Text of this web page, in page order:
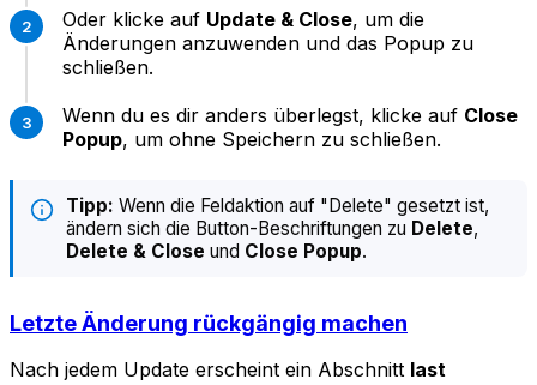
Oder klicke auf Update & Close, um die
Änderungen anzuwenden und das Popup zu
schließen.
Wenn du es dir anders überlegst, klicke auf Close
Popup, um ohne Speichern zu schließen.
Tipp: Wenn die Feldaktion auf "Delete" gesetzt ist,
ändern sich die Button-Beschriftungen zu Delete,
Delete & Close und Close Popup.
Letzte Änderung rückgängig machen
Nach jedem Update erscheint ein Abschnitt last